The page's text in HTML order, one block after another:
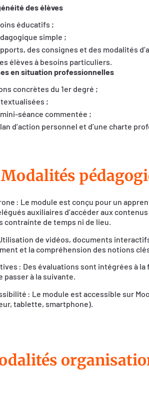
des élèves
éducatifs ;
simple ;
des consignes et des modalités
élèves à besoins particuliers.
en situation professionnelles
concrètes du 1er degré ;
;
séance commentée ;
d’action personnel et d’une charte
Modalités
: Le module est conçu pour un
auxiliaires d’accéder aux
contrainte de temps ni de lieu.
de vidéos, documents
et la compréhension des notions
: Des évaluations sont intégrées à
passer à la suivante.
: Le module est accessible sur
tablette, smartphone).